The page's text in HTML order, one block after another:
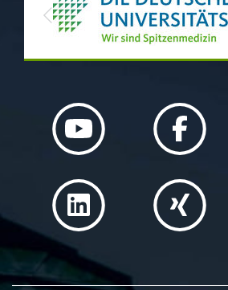
Previous